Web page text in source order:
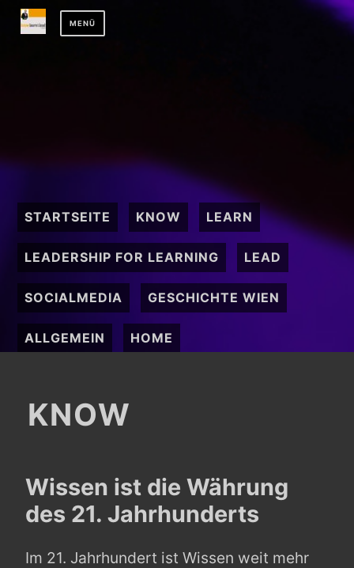
Zum
Inhalt
MENÜ
STARTSEITE KNOW LEARN
LEADERSHIP FOR LEARNING LEAD
SOCIALMEDIA GESCHICHTE WIEN
ALLGEMEIN HOME
KNOW
Wissen ist die Währung
des 21. Jahrhunderts
Im 21. Jahrhundert ist Wissen weit mehr